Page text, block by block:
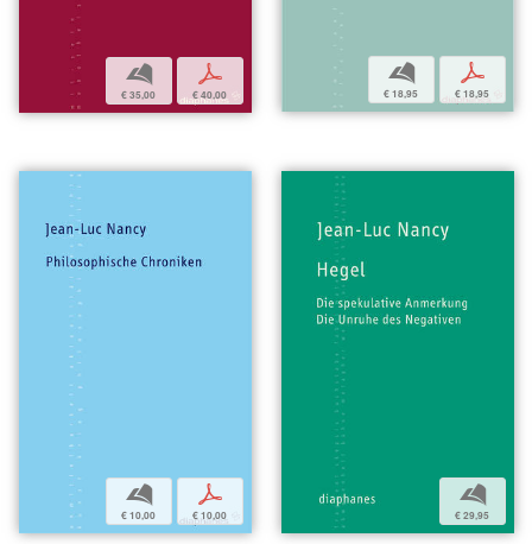
b
€ 35,00
p
€ 40,00
b
€ 18,95
p
€ 18,95
b
€ 10,00
p
€ 10,00
b
€ 29,95